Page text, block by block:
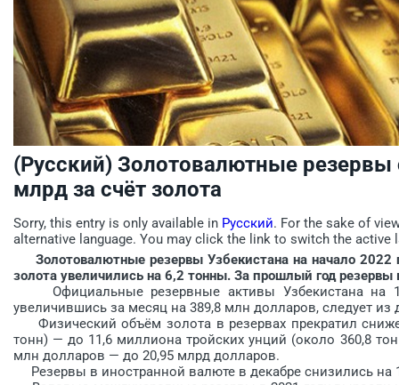
(Русский) Золотовалютные
млрд за счёт золота
Sorry, this entry is only available in Русский. For the sake of
alternative language. You may click the link to switch the active
Золотовалютные резервы Узбекистана на начало 2022
золота увеличились на 6,2 тонны. За прошлый год резервы
Официальные резервные активы Узбекистана на 1
увеличившись за месяц на 389,8 млн долларов, следует из
Физический объём золота в резервах прекратил
тонн) — до 11,6 миллиона тройских унций (около 360,8
млн долларов — до 20,95 млрд долларов.
Резервы в иностранной валюте в декабре снизились